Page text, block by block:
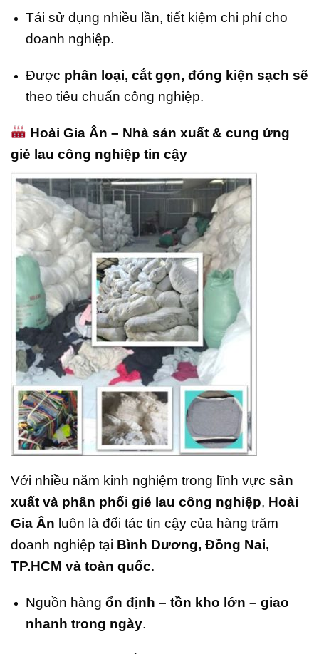
Tái sử dụng nhiều lần, tiết kiệm chi phí cho
doanh nghiệp.
Được phân loại, cắt gọn, đóng kiện sạch sẽ
theo tiêu chuẩn công nghiệp.
Hoài Gia Ân – Nhà sản xuất & cung ứng
giẻ lau công nghiệp tin cậy
Với nhiều năm kinh nghiệm trong lĩnh vực sản
xuất và phân phối giẻ lau công nghiệp, Hoài
Gia Ân luôn là đối tác tin cậy của hàng trăm
doanh nghiệp tại Bình Dương, Đồng Nai,
TP.HCM và toàn quốc.
Nguồn hàng ổn định – tồn kho lớn – giao
nhanh trong ngày.